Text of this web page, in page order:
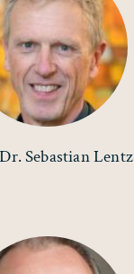
Sebastian Lentz